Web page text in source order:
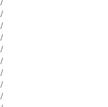
Mblu: 107/ 6/ 103/ /
Mblu: 107/ 8/ 121/ /
Mblu: 107/ 6/ 104/ /
Mblu: 107/ 8/ 122/ /
Mblu: 107/ 8/ 123/ /
Mblu: 107/ 6/ 105/ /
Mblu: 107/ 8/ 124/ /
Mblu: 107/ 6/ 106/ /